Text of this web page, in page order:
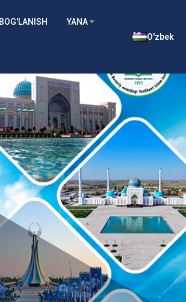
BOG'LANISH YANA
O'zbek